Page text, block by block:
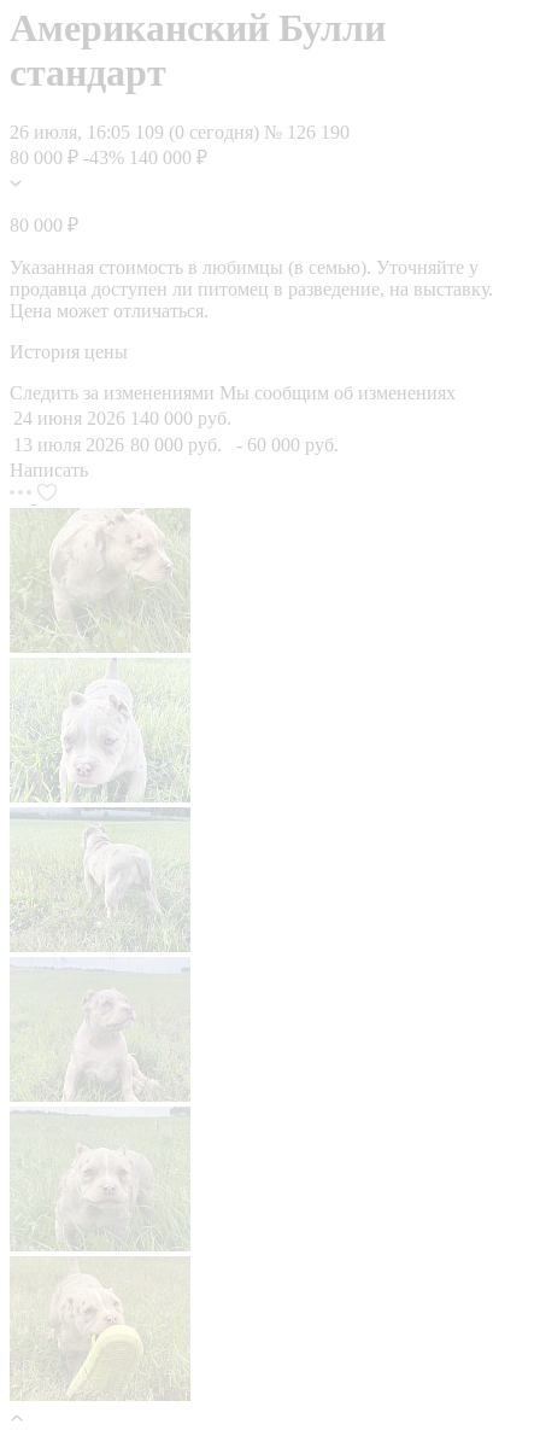
Американский Булли
стандарт
26 июля, 16:05 109 (0 сегодня) № 126 190
80 000 ₽ -43% 140 000 ₽
80 000 ₽
Указанная стоимость в любимцы (в семью). Уточняйте у
продавца доступен ли питомец в разведение, на выставку.
Цена может отличаться.
История цены
Следить за изменениями Мы сообщим об изменениях
24 июня 2026 140 000 руб.
13 июля 2026 80 000 руб.
- 60 000 руб.
Написать